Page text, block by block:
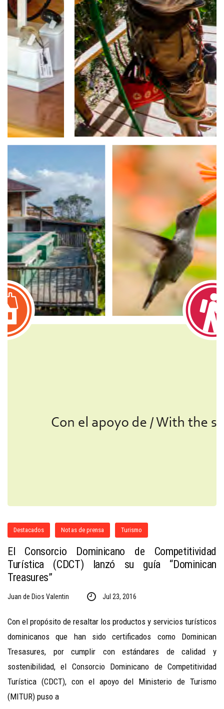
Destacados Notas de prensa Turismo
El Consorcio Dominicano de Competitividad
Turística (CDCT) lanzó su guía “Dominican
Treasures”
Juan de Dios Valentin Jul 23, 2016
Con el propósito de resaltar los productos y servicios turísticos
dominicanos que han sido certificados como Dominican
Tresasures, por cumplir con estándares de calidad y
sostenibilidad, el Consorcio Dominicano de Competitividad
Turística (CDCT), con el apoyo del Ministerio de Turismo
(MITUR) puso a